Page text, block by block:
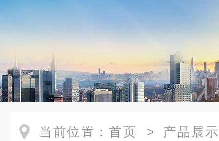
当前位置： 首页 > 产品展示